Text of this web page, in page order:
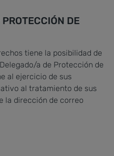
DE
tiene la posibilidad de
a de Protección de
al ejercicio de sus
al tratamiento de sus
la dirección de correo